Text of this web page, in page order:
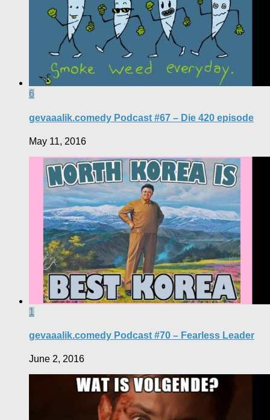
6
gevaaalik.comedy Podcast #67 – Die 420 episode
May 11, 2016
1
gevaaalik.comedy Podcast #70 – Fearless Leader
June 2, 2016